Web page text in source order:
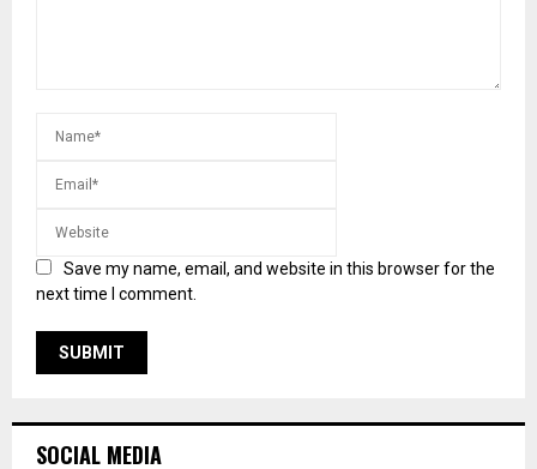
Save my name, email, and website in this browser for the
next time I comment.
SOCIAL MEDIA